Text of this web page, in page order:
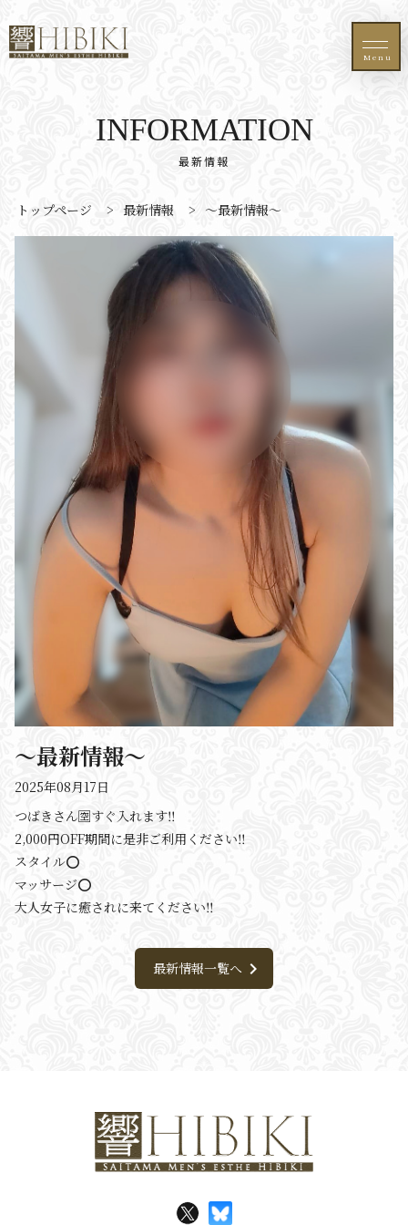
Menu
最新情報
INFORMATION
トップページ > 最新情報 > 〜最新情報〜
〜最新情報〜
2025年08月17日
つばきさん🈳すぐ入れます‼️
2,000円OFF期間に是非ご利用ください‼️
スタイル⭕️
マッサージ⭕️
大人女子に癒されに来てください‼️
最新情報一覧へ chevron_right